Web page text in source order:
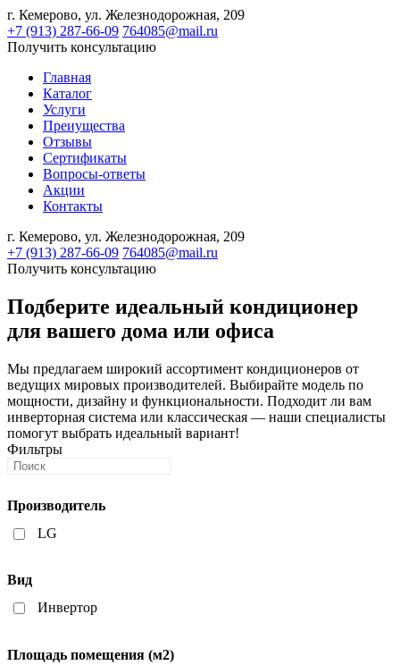
г. Кемерово, ул. Железнодорожная, 209
+7 (913) 287-66-09 764085@mail.ru
Получить консультацию
Главная
Каталог
Услуги
Преиущества
Отзывы
Сертификаты
Вопросы-ответы
Акции
Контакты
г. Кемерово, ул. Железнодорожная, 209
+7 (913) 287-66-09 764085@mail.ru
Получить консультацию
Подберите идеальный кондиционер
для вашего дома или офиса
Мы предлагаем широкий ассортимент кондиционеров от
ведущих мировых производителей. Выбирайте модель по
мощности, дизайну и функциональности. Подходит ли вам
инверторная система или классическая — наши специалисты
помогут выбрать идеальный вариант!
Фильтры
Производитель
LG
Вид
Инвертор
Площадь помещения (м2)